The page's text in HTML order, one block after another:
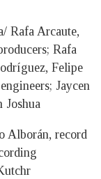
Rafa Arcaute,
Rafa
Felipe
Jaycen
Joshua
Alborán, record